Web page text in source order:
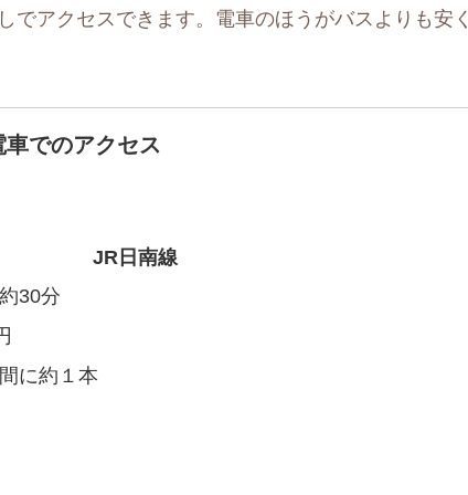
でアクセスできます。電車のほうがバスよりも安く
車でのアクセス
JR日南線
30分
に約１本